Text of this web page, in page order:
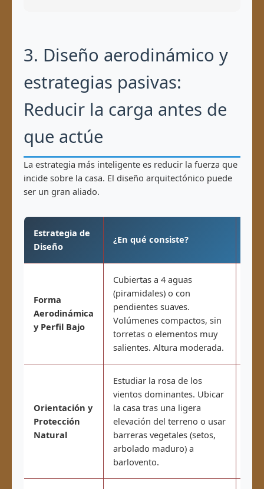
3. Diseño aerodinámico y
estrategias pasivas:
Reducir la carga antes de
que actúe
La estrategia más inteligente es reducir la fuerza que
incide sobre la casa. El diseño arquitectónico puede
ser un gran aliado.
Estrategia de
Diseño
¿En qué consiste?
Forma
Aerodinámica
y Perfil Bajo
Cubiertas a 4 aguas
(piramidales) o con
pendientes suaves.
Volúmenes compactos, sin
torretas o elementos muy
salientes. Altura moderada.
Orientación y
Protección
Natural
Estudiar la rosa de los
vientos dominantes. Ubicar
la casa tras una ligera
elevación del terreno o usar
barreras vegetales (setos,
arbolado maduro) a
barlovento.